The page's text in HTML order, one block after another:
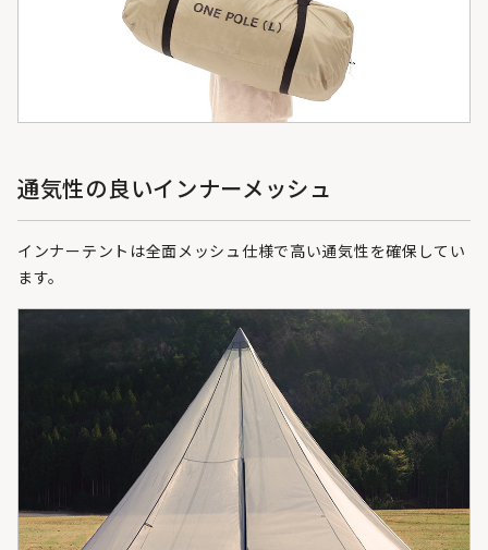
通気性の良いインナーメッシュ
インナーテントは全面メッシュ仕様で高い通気性を確保してい
ます。